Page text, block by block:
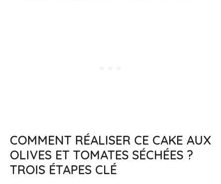
COMMENT RÉALISER CE CAKE AUX
OLIVES ET TOMATES SÉCHÉES ?
TROIS ÉTAPES CLÉ